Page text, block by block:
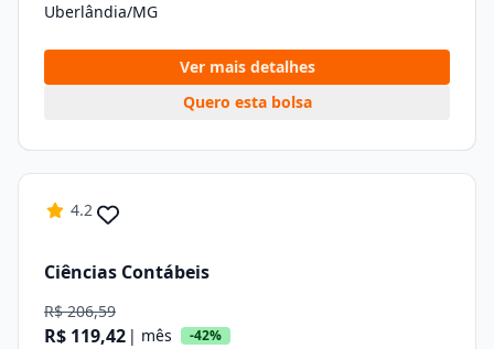
Uberlândia/MG
Ver mais detalhes
Quero esta bolsa
4.2
Ciências Contábeis
R$ 206,59
R$ 119,42 | mês -42%